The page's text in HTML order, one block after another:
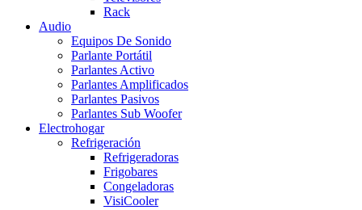
Rack
Audio
Equipos De Sonido
Parlante Portátil
Parlantes Activo
Parlantes Amplificados
Parlantes Pasivos
Parlantes Sub Woofer
Electrohogar
Refrigeración
Refrigeradoras
Frigobares
Congeladoras
VisiCooler